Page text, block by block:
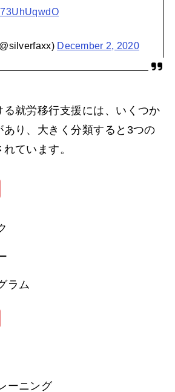
December 2, 2020
る就労移行支援には、いくつか
り、大きく分類すると3つの
ています。
ラム
ーニング